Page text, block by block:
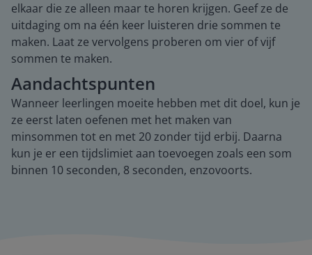
elkaar die ze alleen maar te horen krijgen. Geef ze de
uitdaging om na één keer luisteren drie sommen te
maken. Laat ze vervolgens proberen om vier of vijf
sommen te maken.
Aandachtspunten
Wanneer leerlingen moeite hebben met dit doel, kun je
ze eerst laten oefenen met het maken van
minsommen tot en met 20 zonder tijd erbij. Daarna
kun je er een tijdslimiet aan toevoegen zoals een som
binnen 10 seconden, 8 seconden, enzovoorts.